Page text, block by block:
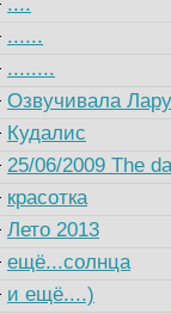
......
........
Озвучивала
Кудалис
25/06/2009 The
красотка
Лето 2013
ещё...солнца
и ещё....)